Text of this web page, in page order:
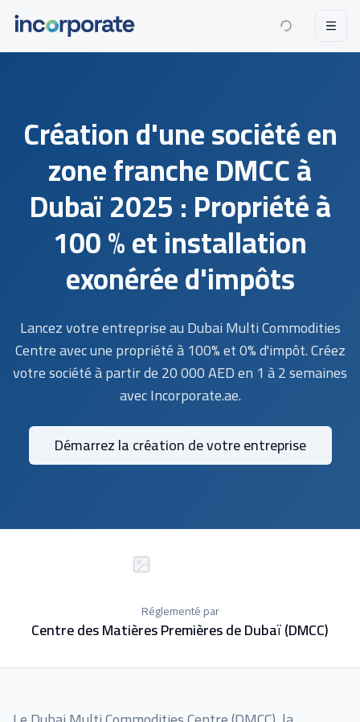
Création d'une société en
zone franche DMCC à
Dubaï 2025 : Propriété à
100 % et installation
exonérée d'impôts
Lancez votre entreprise au Dubai Multi Commodities
Centre avec une propriété à 100% et 0% d'impôt. Créez
votre société à partir de 20 000 AED en 1 à 2 semaines
avec Incorporate.ae.
Démarrez la création de votre entreprise
Réglementé par
Centre des Matières Premières de Dubaï (DMCC)